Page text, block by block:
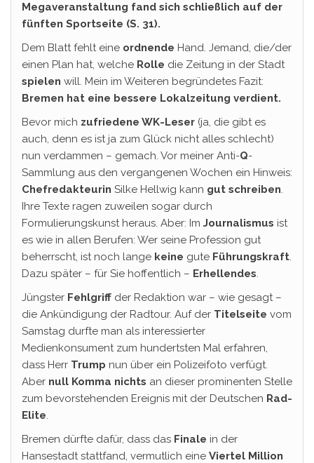
Megaveranstaltung fand sich schließlich auf der
fünften Sportseite (S. 31).
Dem Blatt fehlt eine ordnende Hand. Jemand, die/der
einen Plan hat, welche Rolle die Zeitung in der Stadt
spielen will. Mein im Weiteren begründetes Fazit:
Bremen hat eine bessere Lokalzeitung verdient.
Bevor mich zufriedene WK-Leser (ja, die gibt es
auch, denn es ist ja zum Glück nicht alles schlecht)
nun verdammen – gemach. Vor meiner Anti-Q-
Sammlung aus den vergangenen Wochen ein Hinweis:
Chefredakteurin Silke Hellwig kann gut schreiben.
Ihre Texte ragen zuweilen sogar durch
Formulierungskunst heraus. Aber: Im Journalismus ist
es wie in allen Berufen: Wer seine Profession gut
beherrscht, ist noch lange keine gute Führungskraft.
Dazu später – für Sie hoffentlich – Erhellendes.
Jüngster Fehlgriff der Redaktion war – wie gesagt –
die Ankündigung der Radtour. Auf der Titelseite vom
Samstag durfte man als interessierter
Medienkonsument zum hundertsten Mal erfahren,
dass Herr Trump nun über ein Polizeifoto verfügt.
Aber null Komma nichts an dieser prominenten Stelle
zum bevorstehenden Ereignis mit der Deutschen Rad-
Elite.
Bremen dürfte dafür, dass das Finale in der
Hansestadt stattfand, vermutlich eine Viertel Million